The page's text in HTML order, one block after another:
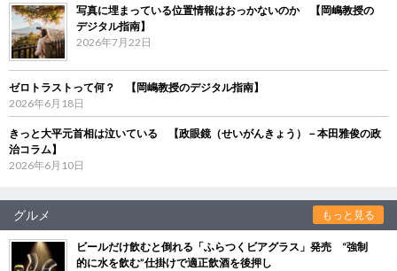
写真に埋まっている位置情報はおっかないのか 【岡嶋教授の
デジタル指南】
2026年7月22日
ゼロトラストって何？ 【岡嶋教授のデジタル指南】
2026年6月18日
きっと大平元首相は泣いている 【政眼鏡（せいがんきょう）－本田雅俊の政
治コラム】
2026年6月10日
グルメ もっと見る
ビールだけ飲むと倒れる「ふらつくビアグラス」発売 “強制
的に水を飲む”仕掛けで適正飲酒を後押し